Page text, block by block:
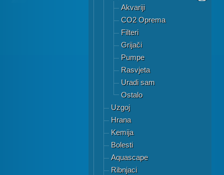
Akvariji
CO2 Oprema
Filteri
Grijači
Pumpe
Rasvjeta
Uradi sam
Ostalo
Uzgoj
Hrana
Kemija
Bolesti
Aquascape
Ribnjaci